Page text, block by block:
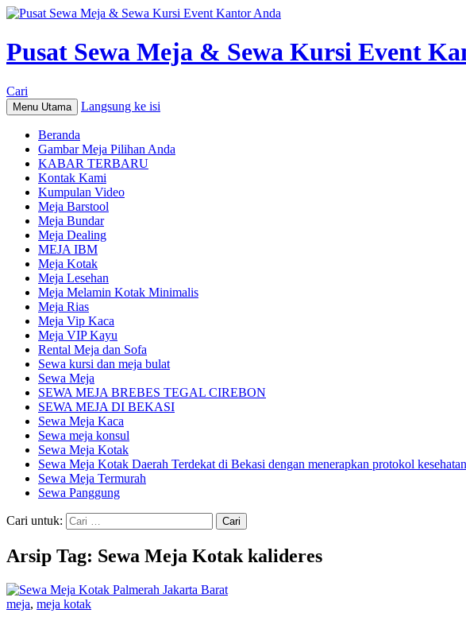
Pusat Sewa Meja & Sewa Kursi Event
Cari
Menu Utama Langsung ke isi
Beranda
Gambar Meja Pilihan Anda
KABAR TERBARU
Kontak Kami
Kumpulan Video
Meja Barstool
Meja Bundar
Meja Dealing
MEJA IBM
Meja Kotak
Meja Lesehan
Meja Melamin Kotak Minimalis
Meja Rias
Meja Vip Kaca
Meja VIP Kayu
Rental Meja dan Sofa
Sewa kursi dan meja bulat
Sewa Meja
SEWA MEJA BREBES TEGAL CIREBON
SEWA MEJA DI BEKASI
Sewa Meja Kaca
Sewa meja konsul
Sewa Meja Kotak
Sewa Meja Kotak Daerah Terdekat di Bekasi dengan menerapkan protokol
Sewa Meja Termurah
Sewa Panggung
Cari untuk:
Arsip Tag: Sewa Meja Kotak kalideres
meja, meja kotak